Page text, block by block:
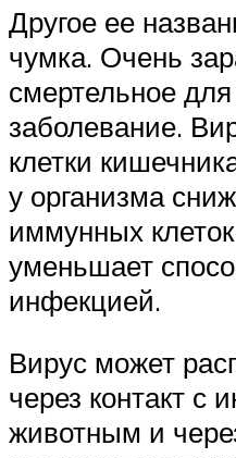
Другое ее
чумка. Очень
смертельное
заболевание.
клетки
у организма
иммунных
уменьшает
инфекцией.
Вирус может
через контакт с
животным и